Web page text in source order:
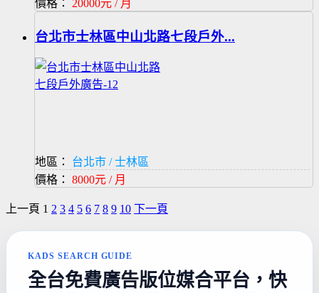
價格： 20000元 / 月
台北市士林區中山北路七段戶外...
地區：
台北市 / 士林區
價格： 8000元 / 月
上一頁 1 2 3 4 5 6 7 8 9 10 下一頁
KADS SEARCH GUIDE
全台免費廣告版位媒合平台，快